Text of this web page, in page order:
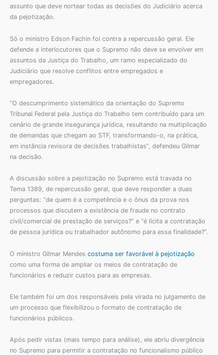
assunto que deve nortear todas as decisões do Judiciário acerca
da pejotização.
Só o ministro Edson Fachin foi contra a repercussão geral. Ele
defende a interlocutores que o Supremo não deve se envolver em
assuntos da Justiça do Trabalho, um ramo especializado do
Judiciário que resolve conflitos entre empregados e
empregadores.
“O descumprimento sistemático da orientação do Supremo
Tribunal Federal pela Justiça do Trabalho tem contribuído para um
cenário de grande insegurança jurídica, resultando na multiplicação
de demandas que chegam ao STF, transformando-o, na prática,
em instância revisora de decisões trabalhistas”, defendeu Gilmar
na decisão.
A discussão sobre a pejotização no Supremo está travada no
Tema 1389, de repercussão geral, que deve responder a duas
perguntas: “de quem é a competência e o ônus da prova nos
processos que discutem a existência de fraude no contrato
civil/comercial de prestação de serviços?” e “é lícita a contratação
de pessoa jurídica ou trabalhador autônomo para essa finalidade?”.
O ministro Gilmar Mendes costuma ser favorável à pejotização
como uma forma de ampliar os meios de contratação de
funcionários e reduzir custos para as empresas.
Ele também foi um dos responsáveis pela virada no julgamento de
um processo que flexibilizou o formato de contratação de
funcionários públicos.
Após pedir vistas (mais tempo para análise), ele abriu divergência
no Supremo para permitir a contratação no funcionalismo público